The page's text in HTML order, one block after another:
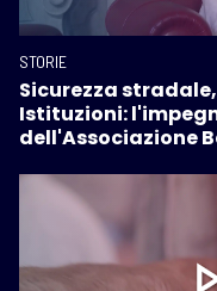
STORIE
Sicurezza
Istituzioni:
dell'Associazione